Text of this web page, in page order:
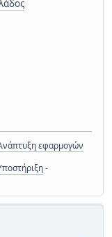
εφαρμογών
-